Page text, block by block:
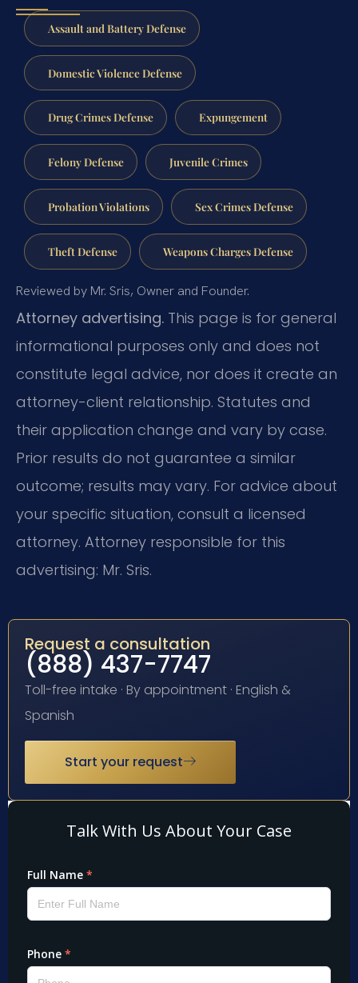
Assault and Battery Defense
Domestic Violence Defense
Drug Crimes Defense Expungement
Felony Defense Juvenile Crimes
Probation Violations Sex Crimes Defense
Theft Defense Weapons Charges Defense
Reviewed by Mr. Sris, Owner and Founder.
Attorney advertising. This page is for general
informational purposes only and does not
constitute legal advice, nor does it create an
attorney-client relationship. Statutes and
their application change and vary by case.
Prior results do not guarantee a similar
outcome; results may vary. For advice about
your specific situation, consult a licensed
attorney. Attorney responsible for this
advertising: Mr. Sris.
Request a consultation
(888) 437-7747
Toll-free intake · By appointment · English &
Spanish
Start your request